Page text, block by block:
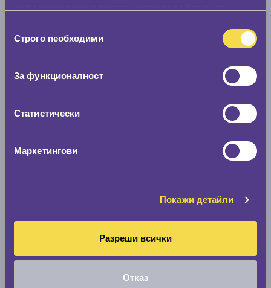
наСтрого nеобходими
За функционалност
Статистически
Маркетингови
Покажи детайли
Разреши всички
Отказ